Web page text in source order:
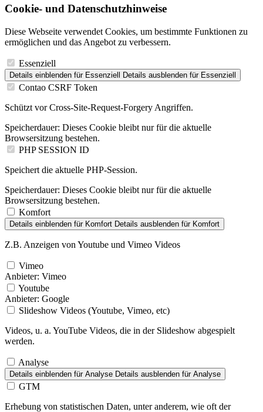
Cookie- und Datenschutzhinweise
Diese Webseite verwendet Cookies, um bestimmte Funktionen zu
ermöglichen und das Angebot zu verbessern.
Essenziell
Details einblenden für Essenziell Details ausblenden für Essenziell
Contao CSRF Token
Schützt vor Cross-Site-Request-Forgery Angriffen.
Speicherdauer: Dieses Cookie bleibt nur für die aktuelle
Browsersitzung bestehen.
PHP SESSION ID
Speichert die aktuelle PHP-Session.
Speicherdauer: Dieses Cookie bleibt nur für die aktuelle
Browsersitzung bestehen.
Komfort
Details einblenden für Komfort Details ausblenden für Komfort
Z.B. Anzeigen von Youtube und Vimeo Videos
Vimeo
Anbieter: Vimeo
Youtube
Anbieter: Google
Slideshow Videos (Youtube, Vimeo, etc)
Videos, u. a. YouTube Videos, die in der Slideshow abgespielt
werden.
Analyse
Details einblenden für Analyse Details ausblenden für Analyse
GTM
Erhebung von statistischen Daten, unter anderem, wie oft der